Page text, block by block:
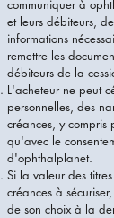
communiquer à
et leurs débiteurs,
informations
remettre les
débiteurs de la
L'acheteur ne peut
personnelles, des
créances, y compris
qu'avec le
d'ophthalplanet.
Si la valeur des
créances à
de son choix à la